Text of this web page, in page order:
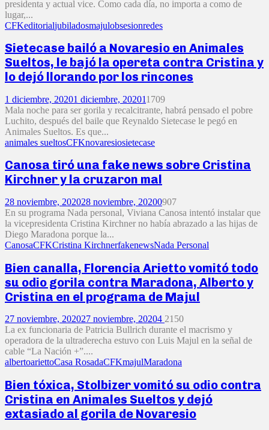
presidenta y actual vice. Como cada día, no importa a como de
lugar,...
CFKeditorialjubiladosmajulobsesionredes
Sietecase bailó a Novaresio en Animales
Sueltos, le bajó la opereta contra Cristina y
lo dejó llorando por los rincones
1 diciembre, 20201 diciembre, 202011709
Mala noche para ser gorila y recalcitrante, habrá pensado el pobre
Luchito, después del baile que Reynaldo Sietecase le pegó en
Animales Sueltos. Es que...
animales sueltosCFKnovaresiosietecase
Canosa tiró una fake news sobre Cristina
Kirchner y la cruzaron mal
28 noviembre, 202028 noviembre, 20200907
En su programa Nada personal, Viviana Canosa intentó instalar que
la vicepresidenta Cristina Kirchner no había abrazado a las hijas de
Diego Maradona porque la...
CanosaCFKCristina KirchnerfakenewsNada Personal
Bien canalla, Florencia Arietto vomitó todo
su odio gorila contra Maradona, Alberto y
Cristina en el programa de Majul
27 noviembre, 202027 noviembre, 20204 2150
La ex funcionaria de Patricia Bullrich durante el macrismo y
operadora de la ultraderecha estuvo con Luis Majul en la señal de
cable “La Nación +”....
albertoariettoCasa RosadaCFKmajulMaradona
Bien tóxica, Stolbizer vomitó su odio contra
Cristina en Animales Sueltos y dejó
extasiado al gorila de Novaresio